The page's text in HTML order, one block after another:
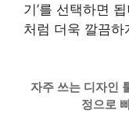
기’를 선택하면
처럼 더욱 깔끔
자주 쓰는 디자인
정으로